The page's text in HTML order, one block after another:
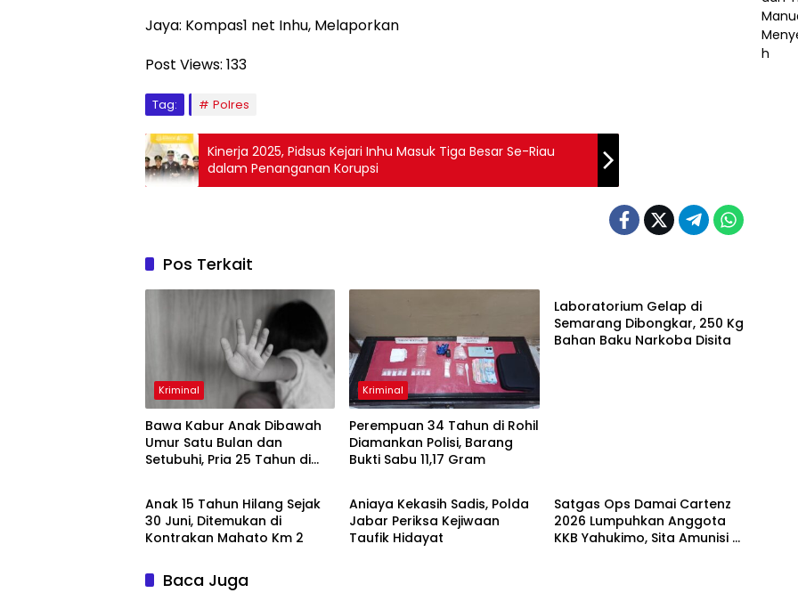
Jaya: Kompas1 net Inhu, Melaporkan
Post Views: 133
Tag: Polres
Kinerja 2025, Pidsus Kejari Inhu Masuk Tiga Besar Se-Riau
dalam Penanganan Korupsi
Pos Terkait
Kriminal
Bawa Kabur Anak Dibawah
Umur Satu Bulan dan
Setubuhi, Pria 25 Tahun di
Kriminal
Perempuan 34 Tahun di Rohil
Diamankan Polisi, Barang
Bukti Sabu 11,17 Gram
Laboratorium Gelap di
Semarang Dibongkar, 250 Kg
Bahan Baku Narkoba Disita
Kriminal
Anak 15 Tahun Hilang Sejak
30 Juni, Ditemukan di
Kontrakan Mahato Km 2
Kriminal
Aniaya Kekasih Sadis, Polda
Jabar Periksa Kejiwaan
Taufik Hidayat
Satgas Ops Damai Cartenz
2026 Lumpuhkan Anggota
KKB Yahukimo, Sita Amunisi &
Baca Juga